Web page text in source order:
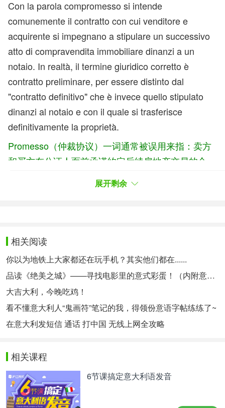
Con la parola compromesso si intende
comunemente il contratto con cui venditore e
acquirente si impegnano a stipulare un successivo
atto di compravendita immobiliare dinanzi a un
notaio. In realtà, il termine giuridico corretto è
contratto preliminare, per essere distinto dal
"contratto definitivo" che è invece quello stipulato
dinanzi al notaio e con il quale si trasferisce
definitivamente la proprietà.
Promesso（仲裁协议）一词通常被误用来指：卖方
和买方在公证人面前承诺约定后续房地产交易的合
preliminare（预约合同），以区别于contratto
Nel gergo giuridico, il compromesso ha tutt’altro
significato: è l'accordo, tra due parti firmatarie di un
contratto, con cui si demanda la definizione di
eventuali controversie non già al giudice del
tribunale ma a un arbitro (una forma cioè di giustizia
privata).
是合同双方达成的协议
人司法的一种形式）。
展开剩余
相关阅读
你以为地铁上大家都还在玩手机？其实他们都在......
品读《绝美之城》——寻找电影里的意式彩蛋！（内附意语中字资源~）
大吉大利，今晚吃鸡！
看不懂意大利人“鬼画符”笔记的我，得领份意语字帖练练了~
在意大利发短信 通话 打中国 无线上网全攻略
相关课程
6节课搞定意大利语发音